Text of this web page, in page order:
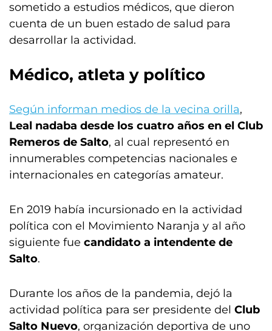
sometido a estudios médicos, que dieron
cuenta de un buen estado de salud para
desarrollar la actividad.
Médico, atleta y político
Según informan medios de la vecina orilla,
Leal nadaba desde los cuatro años en el Club
Remeros de Salto, al cual representó en
innumerables competencias nacionales e
internacionales en categorías amateur.
En 2019 había incursionado en la actividad
política con el Movimiento Naranja y al año
siguiente fue candidato a intendente de
Salto.
Durante los años de la pandemia, dejó la
actividad política para ser presidente del Club
Salto Nuevo, organización deportiva de uno